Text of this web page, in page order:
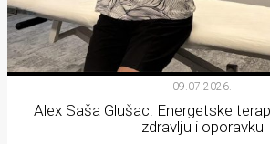
09.07.2026.
Alex Saša Glušac: Energetske
zdravlju i oporavku